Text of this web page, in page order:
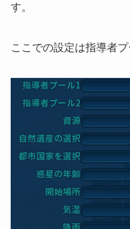
す。
ここでの設定は指導者